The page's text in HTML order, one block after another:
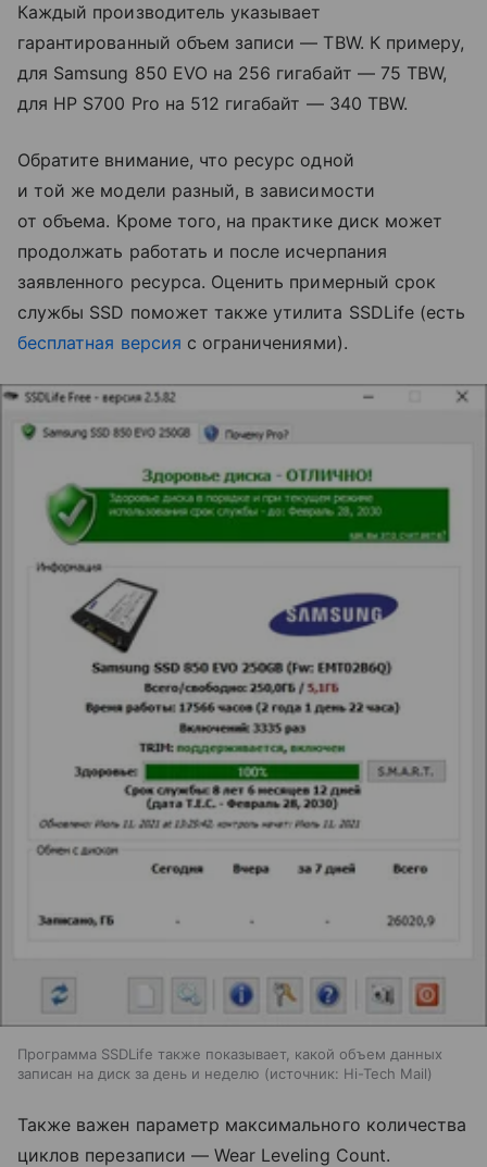
Каждый производитель указывает
гарантированный объем записи — TBW. К примеру,
для Samsung 850 EVO на 256 гигабайт — 75 TBW,
для HP S700 Pro на 512 гигабайт — 340 TBW.
Обратите внимание, что ресурс одной
и той же модели разный, в зависимости
от объема. Кроме того, на практике диск может
продолжать работать и после исчерпания
заявленного ресурса. Оценить примерный срок
службы SSD поможет также утилита SSDLife (есть
бесплатная версия с ограничениями).
Программа SSDLife также показывает, какой объем данных
записан на диск за день и неделю
источник: Hi-Tech Mail
Также важен параметр максимального количества
циклов перезаписи — Wear Leveling Count.